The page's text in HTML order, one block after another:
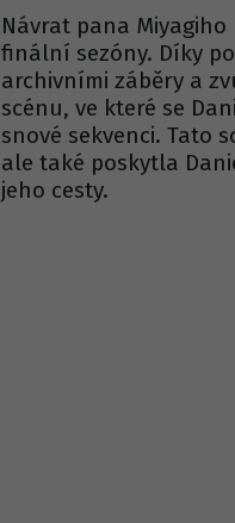
Návrat pana
finální sezóny. Díky
archivními záběry a
scénu, ve které se
snové sekvenci. Tato
ale také poskytla
jeho cesty.